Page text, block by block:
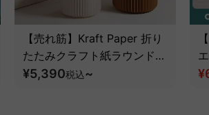
【売れ筋】Kraft Paper 折り
たたみクラフト紙ラウンドス
ツール
¥5,390税込~